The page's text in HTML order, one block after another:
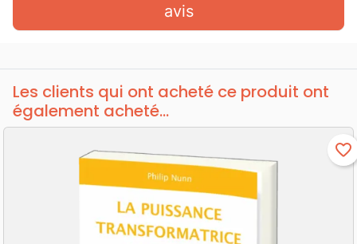
avis
Les clients qui ont acheté ce produit ont
également acheté...
favorite_border